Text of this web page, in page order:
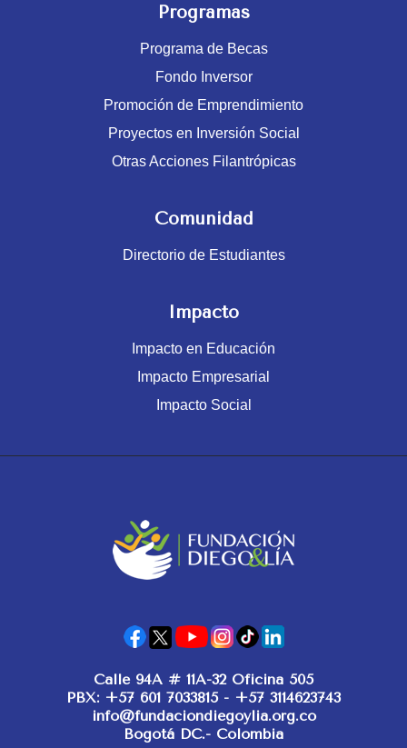
Programas
Programa de Becas
Fondo Inversor
Promoción de Emprendimiento
Proyectos en Inversión Social
Otras Acciones Filantrópicas
Comunidad
Directorio de Estudiantes
Impacto
Impacto en Educación
Impacto Empresarial
Impacto Social
Calle 94A # 11A-32 Oficina 505
PBX: +57 601 7033815 - +57 3114623743
info@fundaciondiegoylia.org.co
Bogotá DC.- Colombia